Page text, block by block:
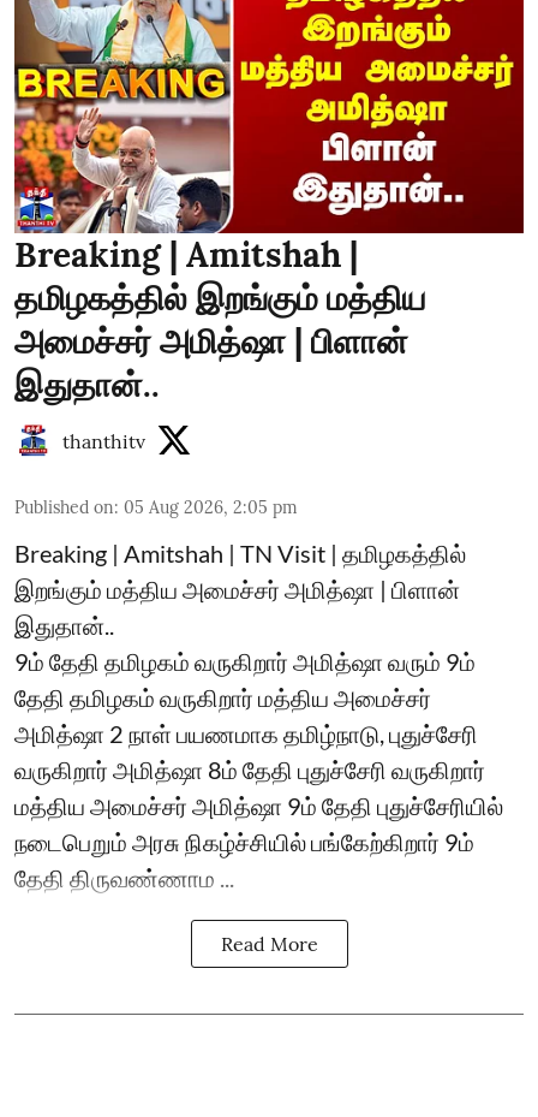
Breaking | Amitshah |
தமிழகத்தில் இறங்கும் மத்திய
அமைச்சர் அமித்ஷா | பிளான்
இதுதான்..
thanthitv
Published on: 05 Aug 2026, 2:05 pm
Breaking | Amitshah | TN Visit | தமிழகத்தில்
இறங்கும் மத்திய அமைச்சர் அமித்ஷா | பிளான்
இதுதான்..
9ம் தேதி தமிழகம் வருகிறார் அமித்ஷா வரும் 9ம்
தேதி தமிழகம் வருகிறார் மத்திய அமைச்சர்
அமித்ஷா 2 நாள் பயணமாக தமிழ்நாடு, புதுச்சேரி
வருகிறார் அமித்ஷா 8ம் தேதி புதுச்சேரி வருகிறார்
மத்திய அமைச்சர் அமித்ஷா 9ம் தேதி புதுச்சேரியில்
நடைபெறும் அரசு நிகழ்ச்சியில் பங்கேற்கிறார் 9ம்
தேதி திருவண்ணாம ...
Read More